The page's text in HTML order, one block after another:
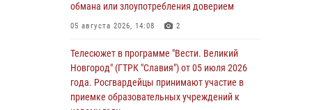
обмана или злоупотребления доверием
05 августа 2026, 14:08 2
Телесюжет в программе "Вести. Великий
Новгород" (ГТРК "Славия") от 05 июля 2026
года. Росгвардейцы принимают участие в
приемке образовательных учреждений к